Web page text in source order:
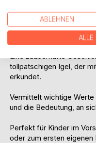
kleinen Leser in eine
liebenswerter Charaktere.
Highlights des Buches:
Eine zauberhafte
tollpatschigen Igel, der
erkundet.
Vermittelt wichtige
und die Bedeutung, an
Perfekt für Kinder im
oder zum ersten eigenen
ABLEHNEN
ALLE